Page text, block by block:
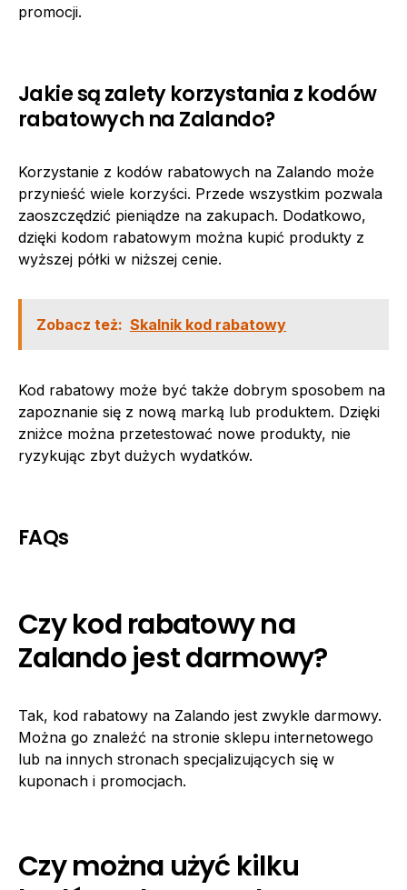
promocji.
Jakie są zalety korzystania z kodów
rabatowych na Zalando?
Korzystanie z kodów rabatowych na Zalando może
przynieść wiele korzyści. Przede wszystkim pozwala
zaoszczędzić pieniądze na zakupach. Dodatkowo,
dzięki kodom rabatowym można kupić produkty z
wyższej półki w niższej cenie.
Zobacz też: Skalnik kod rabatowy
Kod rabatowy może być także dobrym sposobem na
zapoznanie się z nową marką lub produktem. Dzięki
zniżce można przetestować nowe produkty, nie
ryzykując zbyt dużych wydatków.
FAQs
Czy kod rabatowy na
Zalando jest darmowy?
Tak, kod rabatowy na Zalando jest zwykle darmowy.
Można go znaleźć na stronie sklepu internetowego
lub na innych stronach specjalizujących się w
kuponach i promocjach.
Czy można użyć kilku